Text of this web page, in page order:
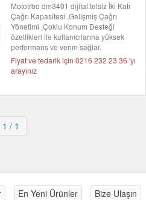
Mototrbo dm3401 dijital telsiz İki Katı
Çağrı Kapasitesi ,Gelişmiş Çağrı
Yönetimi ,Çoklu Konum Desteği
özellikleri ile kullanıcılarına yüksek
performans ve verim sağlar.
Fiyat ve tedarik için 0216 232 23 36 'yı
arayınız
1 / 1
En Yeni Ürünler Bize Ulaşın